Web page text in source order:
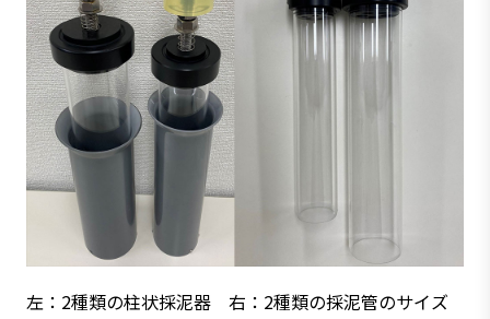
左：2種類の柱状採泥器 右：2種類の採泥管のサイズ